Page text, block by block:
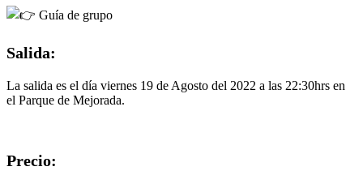
Guía de grupo
Salida:
La salida es el día viernes 19 de Agosto del 2022 a las 22:30hrs en
el Parque de Mejorada.
Precio: